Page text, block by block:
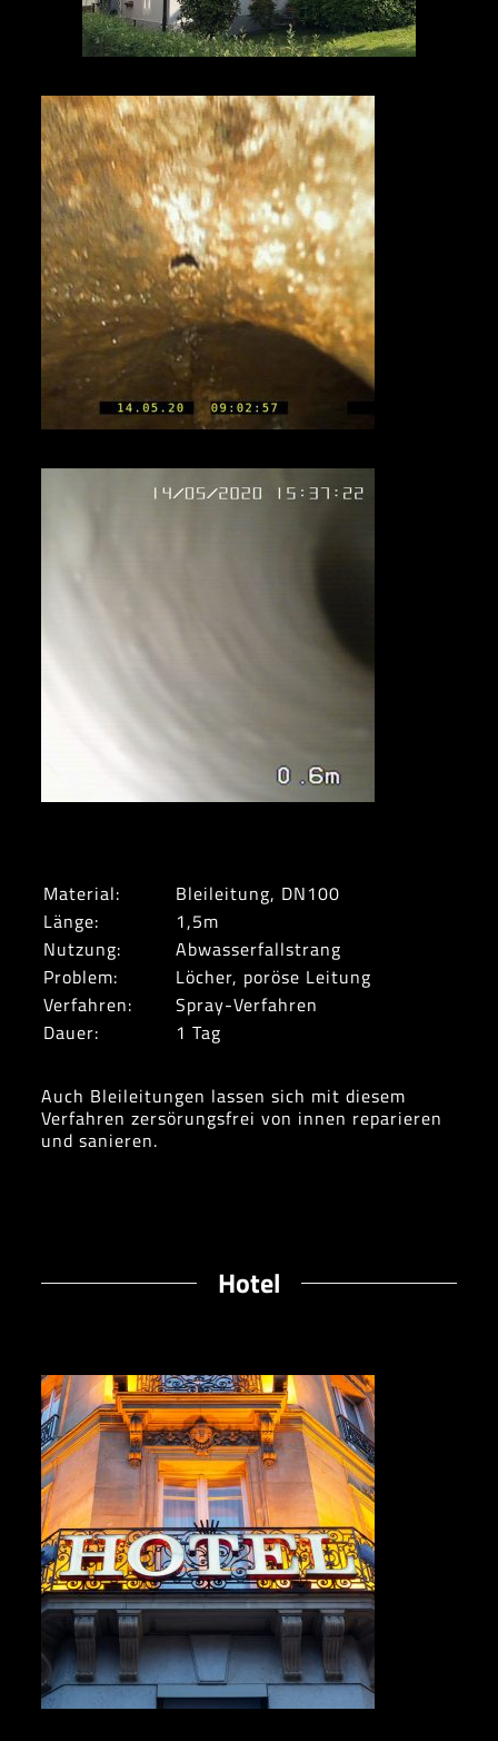
Material:
Bleileitung, DN100
Länge:
1,5m
Nutzung:
Abwasserfallstrang
Problem:
Löcher, poröse Leitung
Verfahren:
Spray-Verfahren
Dauer:
1 Tag
Auch Bleileitungen lassen sich mit diesem
Verfahren zersörungsfrei von innen reparieren
und sanieren.
Hotel